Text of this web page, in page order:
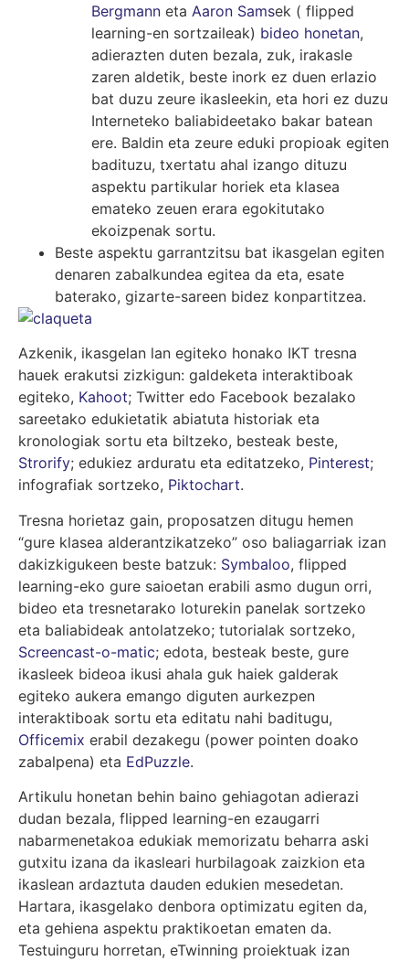
Bergmann eta Aaron Samsek ( flipped
learning-en sortzaileak) bideo honetan,
adierazten duten bezala, zuk, irakasle
zaren aldetik, beste inork ez duen erlazio
bat duzu zeure ikasleekin, eta hori ez duzu
Interneteko baliabideetako bakar batean
ere. Baldin eta zeure eduki propioak egiten
badituzu, txertatu ahal izango dituzu
aspektu partikular horiek eta klasea
emateko zeuen erara egokitutako
ekoizpenak sortu.
Beste aspektu garrantzitsu bat ikasgelan egiten
denaren zabalkundea egitea da eta, esate
baterako, gizarte-sareen bidez konpartitzea.
Azkenik, ikasgelan lan egiteko honako IKT tresna
hauek erakutsi zizkigun: galdeketa interaktiboak
egiteko, Kahoot; Twitter edo Facebook bezalako
sareetako edukietatik abiatuta historiak eta
kronologiak sortu eta biltzeko, besteak beste,
Strorify; edukiez arduratu eta editatzeko, Pinterest;
infografiak sortzeko, Piktochart.
Tresna horietaz gain, proposatzen ditugu hemen
“gure klasea alderantzikatzeko” oso baliagarriak izan
dakizkigukeen beste batzuk: Symbaloo, flipped
learning-eko gure saioetan erabili asmo dugun orri,
bideo eta tresnetarako loturekin panelak sortzeko
eta baliabideak antolatzeko; tutorialak sortzeko,
Screencast-o-matic; edota, besteak beste, gure
ikasleek bideoa ikusi ahala guk haiek galderak
egiteko aukera emango diguten aurkezpen
interaktiboak sortu eta editatu nahi baditugu,
Officemix erabil dezakegu (power pointen doako
zabalpena) eta EdPuzzle.
Artikulu honetan behin baino gehiagotan adierazi
dudan bezala, flipped learning-en ezaugarri
nabarmenetakoa edukiak memorizatu beharra aski
gutxitu izana da ikasleari hurbilagoak zaizkion eta
ikaslean ardaztuta dauden edukien mesedetan.
Hartara, ikasgelako denbora optimizatu egiten da,
eta gehiena aspektu praktikoetan ematen da.
Testuinguru horretan, eTwinning proiektuak izan